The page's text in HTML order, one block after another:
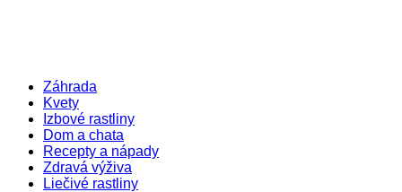
Záhrada
Kvety
Izbové rastliny
Dom a chata
Recepty a nápady
Zdravá výživa
Liečivé rastliny